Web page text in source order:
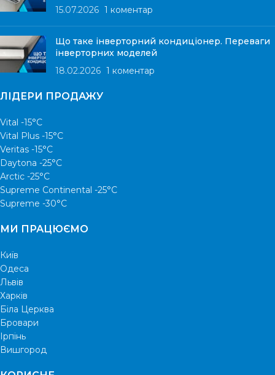
15.07.2026 1 коментар
Що таке інверторний кондиціонер. Переваги
інверторних моделей
18.02.2026 1 коментар
ЛІДЕРИ ПРОДАЖУ
Vital -15°С
Vital Plus -15°C
Veritas -15°С
Daytona -25°С
Arctic -25°С
Supreme Continental -25°С
Supreme -30°С
МИ ПРАЦЮЄМО
Київ
Одеса
Львів
Харків
Біла Церква
Бровари
Ірпінь
Вишгород